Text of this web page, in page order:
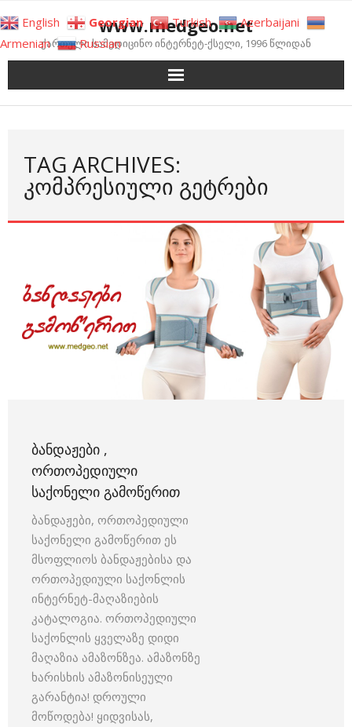
to
content
www.medgeo.net
ქართული სამედიცინო ინტერნეტ-ქსელი, 1996 წლიდან
TAG ARCHIVES:
ᲙᲝᲛᲞᲠᲔᲡᲘᲣᲚᲘ ᲒᲔᲢᲠᲔᲑᲘ
ᲑᲐᲜᲓᲐᲟᲔᲑᲘ ,
ᲝᲠᲗᲝᲞᲔᲓᲘᲣᲚᲘ
ᲡᲐᲥᲝᲜᲔᲚᲘ ᲒᲐᲛᲝᲬᲔᲠᲘᲗ
ბანდაჟები, ორთოპედიული
საქონელი გამოწერით ეს
მსოფლიოს ბანდაჟებისა და
ორთოპედიული საქონლის
ინტერნეტ-მაღაზიების
კატალოგია. ორთოპედიული
საქონლის ყველაზე დიდი
მაღაზია ამაზონზეა. ამაზონზე
ხარისხის ამაზონისეული
გარანტია! დროული
მოწოდება! ყიდვისას,
English Georgian Turkish
Azerbaijani
Armenian
Russian